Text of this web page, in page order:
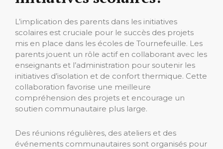
L’implication des parents dans les initiatives
scolaires est cruciale pour le succès des projets
mis en place dans les écoles de Tournefeuille. Les
parents jouent un rôle actif en collaborant avec les
enseignants et l’administration pour soutenir les
initiatives d’isolation et de confort thermique. Cette
collaboration favorise une meilleure
compréhension des projets et encourage un
soutien communautaire plus large.
Des réunions régulières, des ateliers et des
événements communautaires sont organisés pour